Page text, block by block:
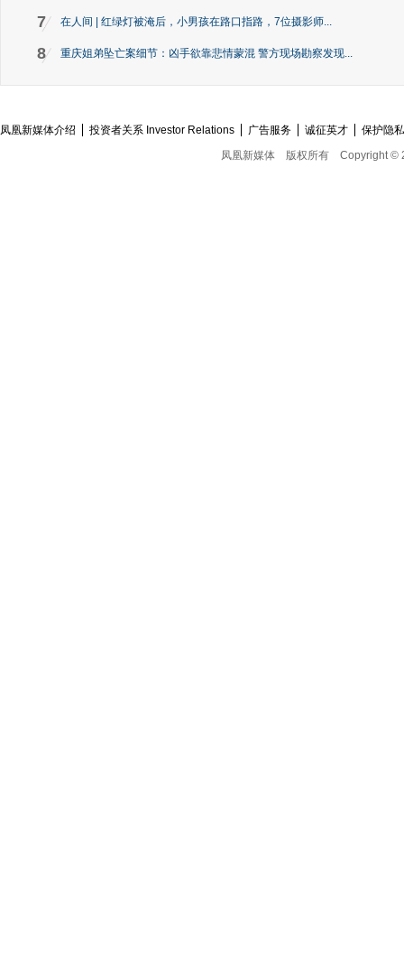
7 在人间 | 红绿灯被淹后，小男孩在路口指路，7位摄影师...
8 重庆姐弟坠亡案细节：凶手欲靠悲情蒙混 警方现场勘察发现...
凤凰新媒体介绍 投资者关系 Investor Relations 广告服务 诚征英才
保护隐
凤凰新媒体
版权所有 Copyright ©